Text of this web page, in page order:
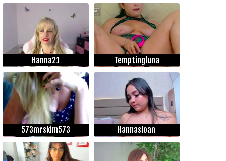
Hanna21 Temptingluna
573mrskim573 Hannasloan